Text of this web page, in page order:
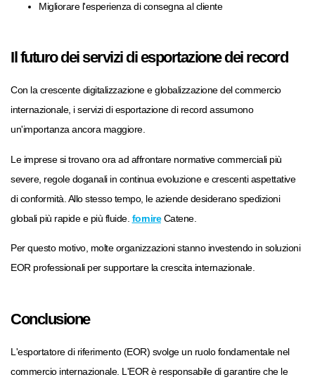
Migliorare l'esperienza di consegna al cliente
Il futuro dei servizi di esportazione dei record
Con la crescente digitalizzazione e globalizzazione del commercio
internazionale, i servizi di esportazione di record assumono
un'importanza ancora maggiore.
Le imprese si trovano ora ad affrontare normative commerciali più
severe, regole doganali in continua evoluzione e crescenti aspettative
di conformità. Allo stesso tempo, le aziende desiderano spedizioni
globali più rapide e più fluide. fornireCatene.
Per questo motivo, molte organizzazioni stanno investendo in soluzioni
EOR professionali per supportare la crescita internazionale.
Conclusione
L'esportatore di riferimento (EOR) svolge un ruolo fondamentale nel
commercio internazionale. L'EOR è responsabile di garantire che le